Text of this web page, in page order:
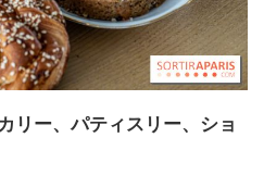
リー、パティスリー、ショ